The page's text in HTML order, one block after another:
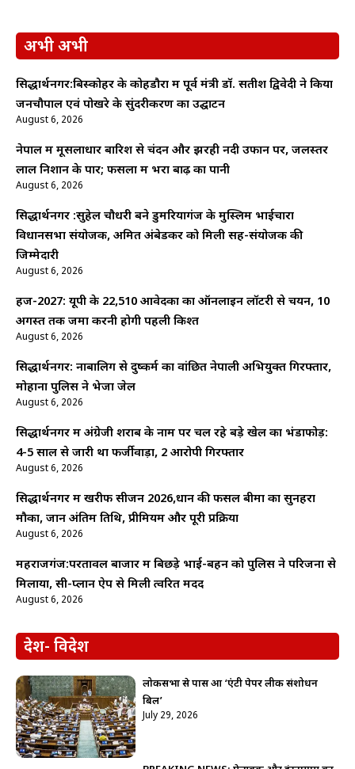
अभी अभी
सिद्धार्थनगर:बिस्कोहर के कोहडौरा में पूर्व मंत्री डॉ. सतीश द्विवेदी ने किया
जनचौपाल एवं पोखरे के सुंदरीकरण का उद्घाटन
August 6, 2026
नेपाल में मूसलाधार बारिश से चंदन और झरही नदी उफान पर, जलस्तर
लाल निशान के पार; फसलों में भरा बाढ़ का पानी
August 6, 2026
सिद्धार्थनगर :सुहेल चौधरी बने डुमरियागंज के मुस्लिम भाईचारा
विधानसभा संयोजक, अमित अंबेडकर को मिली सह-संयोजक की
जिम्मेदारी
August 6, 2026
हज-2027: यूपी के 22,510 आवेदकों का ऑनलाइन लॉटरी से चयन, 10
अगस्त तक जमा करनी होगी पहली किश्त
August 6, 2026
सिद्धार्थनगर: नाबालिग से दुष्कर्म का वांछित नेपाली अभियुक्त गिरफ्तार,
मोहाना पुलिस ने भेजा जेल
August 6, 2026
सिद्धार्थनगर में अंग्रेजी शराब के नाम पर चल रहे बड़े खेल का भंडाफोड़:
4-5 साल से जारी था फर्जीवाड़ा, 2 आरोपी गिरफ्तार
August 6, 2026
सिद्धार्थनगर में खरीफ सीजन 2026,धान की फसल बीमा का सुनहरा
मौका, जानें अंतिम तिथि, प्रीमियम और पूरी प्रक्रिया
August 6, 2026
महराजगंज:परतावल बाजार में बिछड़े भाई-बहन को पुलिस ने परिजनों से
मिलाया, सी-प्लान ऐप से मिली त्वरित मदद
August 6, 2026
देश- विदेश
लोकसभा से पास हुआ ‘एंटी पेपर लीक संशोधन
बिल’
July 29, 2026